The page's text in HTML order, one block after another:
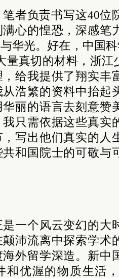
者负责书写这40位
心的惶恐，深感笔
华光。好在，中国
量真切的材料，浙
给我提供了翔实丰
浩繁的资料中抬起
丽的语言去刻意赞
只需依据这些真实
写出他们真实的人
和国院士的可敬与
一个风云变幻的大
沛流离中探索学术
外留学深造。新中
和优渥的物质生活